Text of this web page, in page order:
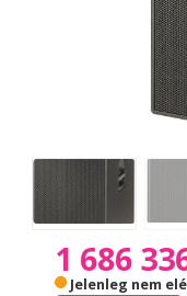
1 686
Jelenleg nem